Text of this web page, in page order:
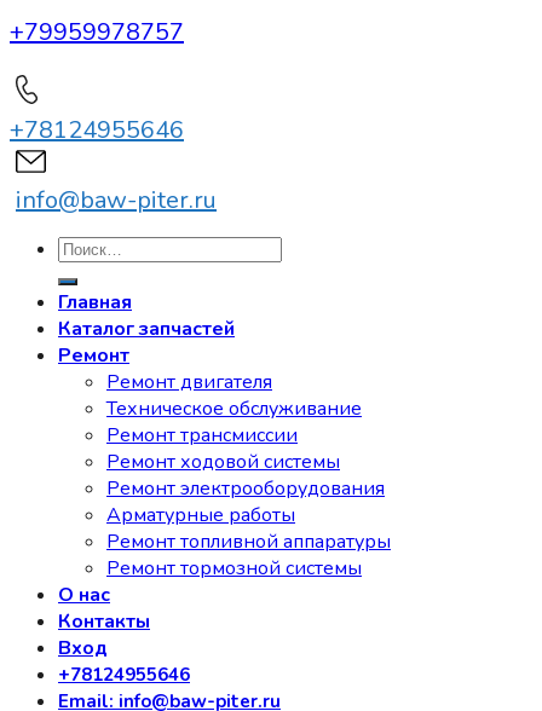
+79959978757
+78124955646
info@baw-piter.ru
Искать:
Главная
Каталог запчастей
Ремонт
Ремонт двигателя
Техническое обслуживание
Ремонт трансмиссии
Ремонт ходовой системы
Ремонт электрооборудования
Арматурные работы
Ремонт топливной аппаратуры
Ремонт тормозной системы
О нас
Контакты
Вход
+78124955646
Email: info@baw-piter.ru